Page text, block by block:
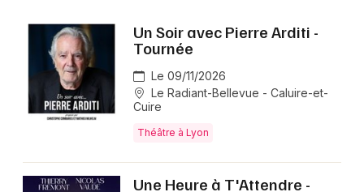
Un Soir avec Pierre Arditi -
Tournée
Le 09/11/2026
Le Radiant-Bellevue - Caluire-et-
Cuire
Théâtre à Lyon
Une Heure à T'Attendre -